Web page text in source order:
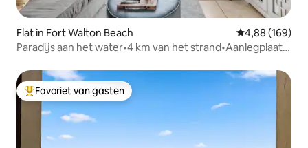
Flat in Fort Walton Beach Gemiddelde
4,88 (169)
Paradijs aan het water•4 km van het strand•Aanlegplaats
Topfavoriet van gasten
Favoriet van gasten